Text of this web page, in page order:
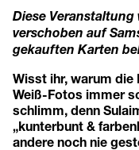
Diese
verschoben auf
gekauften Karten
Wisst ihr, warum die
Weiß-Fotos immer
schlimm, denn
„kunterbunt &
andere noch nie